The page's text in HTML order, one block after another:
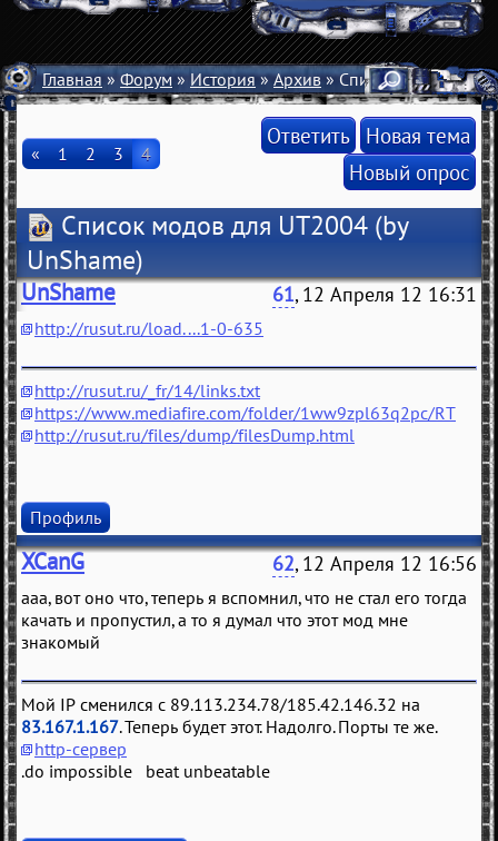
Главная»Форум»История»Архив» Список модов для
« 1 2 3 4
Ответить Новая тема
Новый опрос
Список модов для UT2004 (by
UnShame)
UnShame 61, 12 Апреля 12 16:31
http://rusut.ru/load....1-0-635
http://rusut.ru/_fr/14/links.txt
https://www.mediafire.com/folder/1ww9zpl63q2pc/RT
http://rusut.ru/files/dump/filesDump.html
Профиль
XCanG 62, 12 Апреля 12 16:56
ааа, вот оно что, теперь я вспомнил, что не стал его тогда
качать и пропустил, а то я думал что этот мод мне
знакомый
Мой IP сменился с 89.113.234.78/185.42.146.32 на
83.167.1.167. Теперь будет этот. Надолго. Порты те же.
http-сервер
.do impossible beat unbeatable